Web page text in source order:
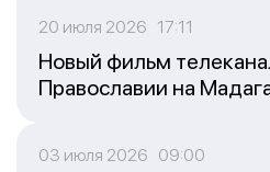
20 июля 2026 17:11
Новый фильм
Православии на
03 июля 2026 09:00